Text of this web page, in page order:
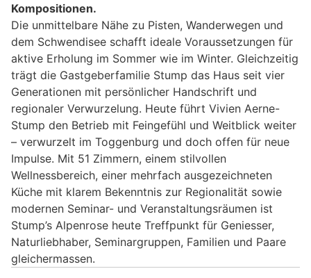
Kompositionen.
Die unmittelbare Nähe zu Pisten, Wanderwegen und
dem Schwendisee schafft ideale Voraussetzungen für
aktive Erholung im Sommer wie im Winter. Gleichzeitig
trägt die Gastgeberfamilie Stump das Haus seit vier
Generationen mit persönlicher Handschrift und
regionaler Verwurzelung. Heute führt Vivien Aerne-
Stump den Betrieb mit Feingefühl und Weitblick weiter
– verwurzelt im Toggenburg und doch offen für neue
Impulse. Mit 51 Zimmern, einem stilvollen
Wellnessbereich, einer mehrfach ausgezeichneten
Küche mit klarem Bekenntnis zur Regionalität sowie
modernen Seminar- und Veranstaltungsräumen ist
Stump’s Alpenrose heute Treffpunkt für Geniesser,
Naturliebhaber, Seminargruppen, Familien und Paare
gleichermassen.